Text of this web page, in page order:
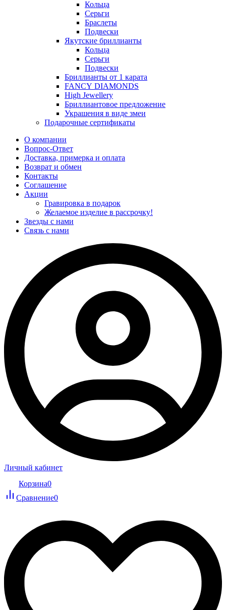
Кольца
Серьги
Браслеты
Подвески
Якутские бриллианты
Кольца
Серьги
Подвески
Бриллианты от 1 карата
FANCY DIAMONDS
High Jewellery
Бриллиантовое предложение
Украшения в виде змеи
Подарочные сертификаты
О компании
Вопрос-Ответ
Доставка, примерка и оплата
Возврат и обмен
Контакты
Соглашение
Акции
Гравировка в подарок
Желаемое изделие в рассрочку!
Звезды с нами
Связь с нами
Личный кабинет
Корзина0
Сравнение0